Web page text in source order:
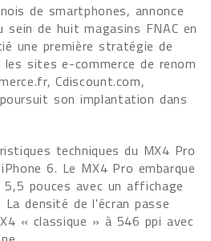
de smartphones, annonce
sein de huit magasins FNAC en
une première stratégie de
sites e-commerce de renom
Cdiscount.com,
son implantation dans
techniques du MX4 Pro
6. Le MX4 Pro embarque
pouces avec un affichage
densité de l'écran passe
« classique » à 546 ppi avec